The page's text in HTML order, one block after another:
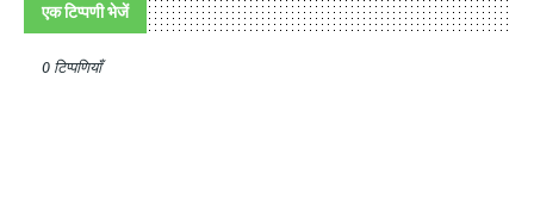
एक टिप्पणी भेजें
0 टिप्पणियाँ